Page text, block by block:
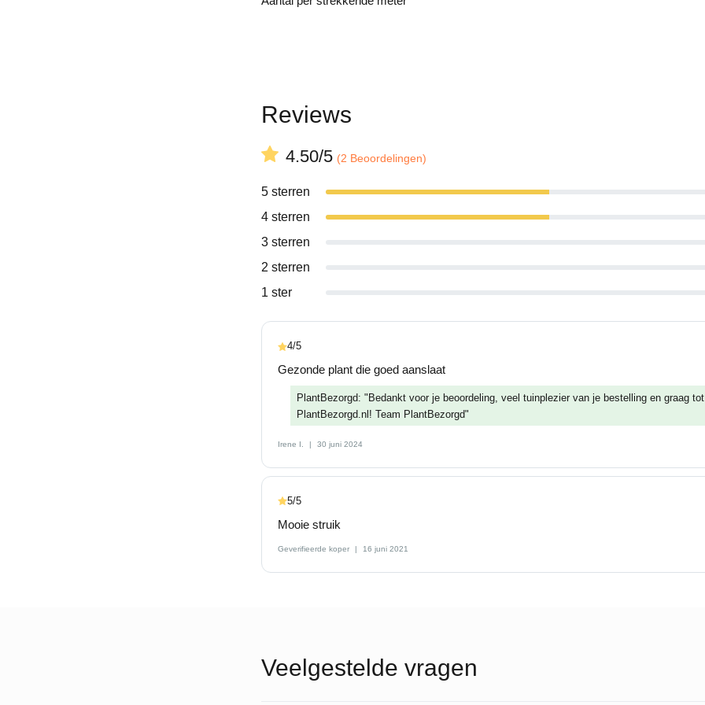
Reviews
4.50/5 (2 Beoordelingen)
5 sterren
4 sterren
3 sterren
2 sterren
1 ster
4/5
Gezonde plant die goed aanslaat
PlantBezorgd: "Bedankt voor je beoordeling, veel tuinplezier van je bestelling en graag
PlantBezorgd.nl! Team PlantBezorgd"
Irene I. 30 juni 2024
5/5
Mooie struik
Geverifieerde koper 16 juni 2021
Veelgestelde vragen